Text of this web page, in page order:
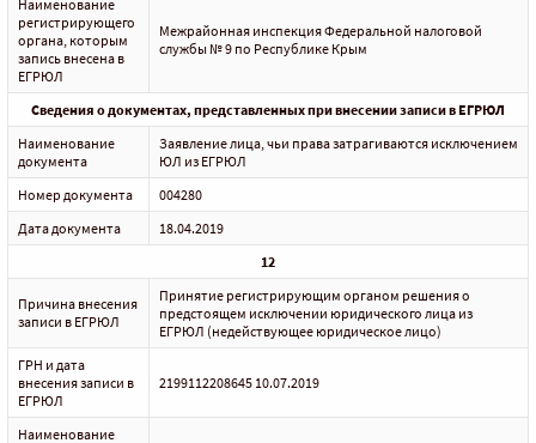
Наименование
регистрирующего
органа, которым
запись внесена в
ЕГРЮЛ
Межрайонная инспекция Федеральной налоговой
службы № 9 по Республике Крым
Сведения о документах, представленных при внесении записи в ЕГРЮЛ
Наименование
документа
Заявление лица, чьи права затрагиваются исключением
ЮЛ из ЕГРЮЛ
Номер документа
004280
Дата документа
18.04.2019
12
Причина внесения
записи в ЕГРЮЛ
Принятие регистрирующим органом решения о
предстоящем исключении юридического лица из
ЕГРЮЛ (недействующее юридическое лицо)
ГРН и дата
внесения записи в
ЕГРЮЛ
2199112208645 10.07.2019
Наименование